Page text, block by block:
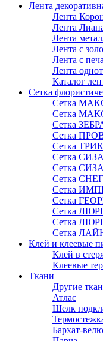
Лента
Лента
Лента
Лента
Лента с
Лента с
Лента
Каталог
Сетка
Сетка
Сетка
Сетка
Сетка
Сетка
Сетка
Сетка
Сетка
Сетка
Сетка
Сетка
Сетка
Сетка
Клей и клеевые
Клей в
Клеевые
Ткани
Другие
Атлас
Шелк
Бархат-